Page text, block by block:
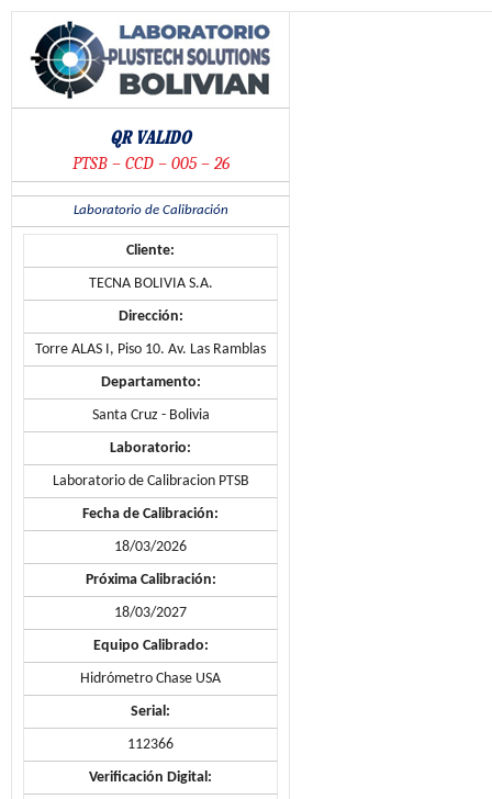
Saltar
contenido
QR VALIDO
PTSB – CCD – 005 – 26
Laboratorio de Calibración
Cliente:
TECNA BOLIVIA S.A.
Dirección:
Torre ALAS I, Piso 10. Av. Las Ramblas
Departamento:
Santa Cruz - Bolivia
Laboratorio:
Laboratorio de Calibracion PTSB
Fecha de Calibración:
18/03/2026
Próxima Calibración:
18/03/2027
Equipo Calibrado:
Hidrómetro Chase USA
Serial:
112366
Verificación Digital: